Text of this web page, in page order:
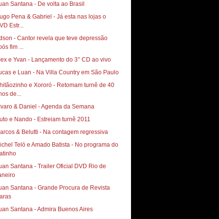
Santana - De volta ao Brasil
Pena & Gabriel - Já esta nas lojas o
Estr...
- Cantor revela que teve depressão
fim ...
e Yvan - Lançamento do 3° CD ao vivo
e Luan - Na Villa Country em São Paulo
e Xororó - Retomam turnê de 40
de...
& Daniel - Agenda da Semana
e Nando - Estreiam turnê 2011
& Belutti - Na contagem regressiva
Teló e Amado Batista - No programa do
Santana - Trailer Oficial DVD Rio de
Santana - Grande Procura de Revista
Santana - Admira Buenos Aires